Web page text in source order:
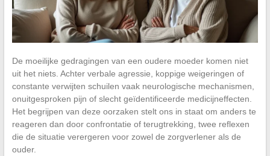
De moeilijke gedragingen van een oudere moeder komen niet
uit het niets. Achter verbale agressie, koppige weigeringen of
constante verwijten schuilen vaak neurologische mechanismen,
onuitgesproken pijn of slecht geïdentificeerde medicijneffecten.
Het begrijpen van deze oorzaken stelt ons in staat om anders te
reageren dan door confrontatie of terugtrekking, twee reflexen
die de situatie verergeren voor zowel de zorgverlener als de
ouder.